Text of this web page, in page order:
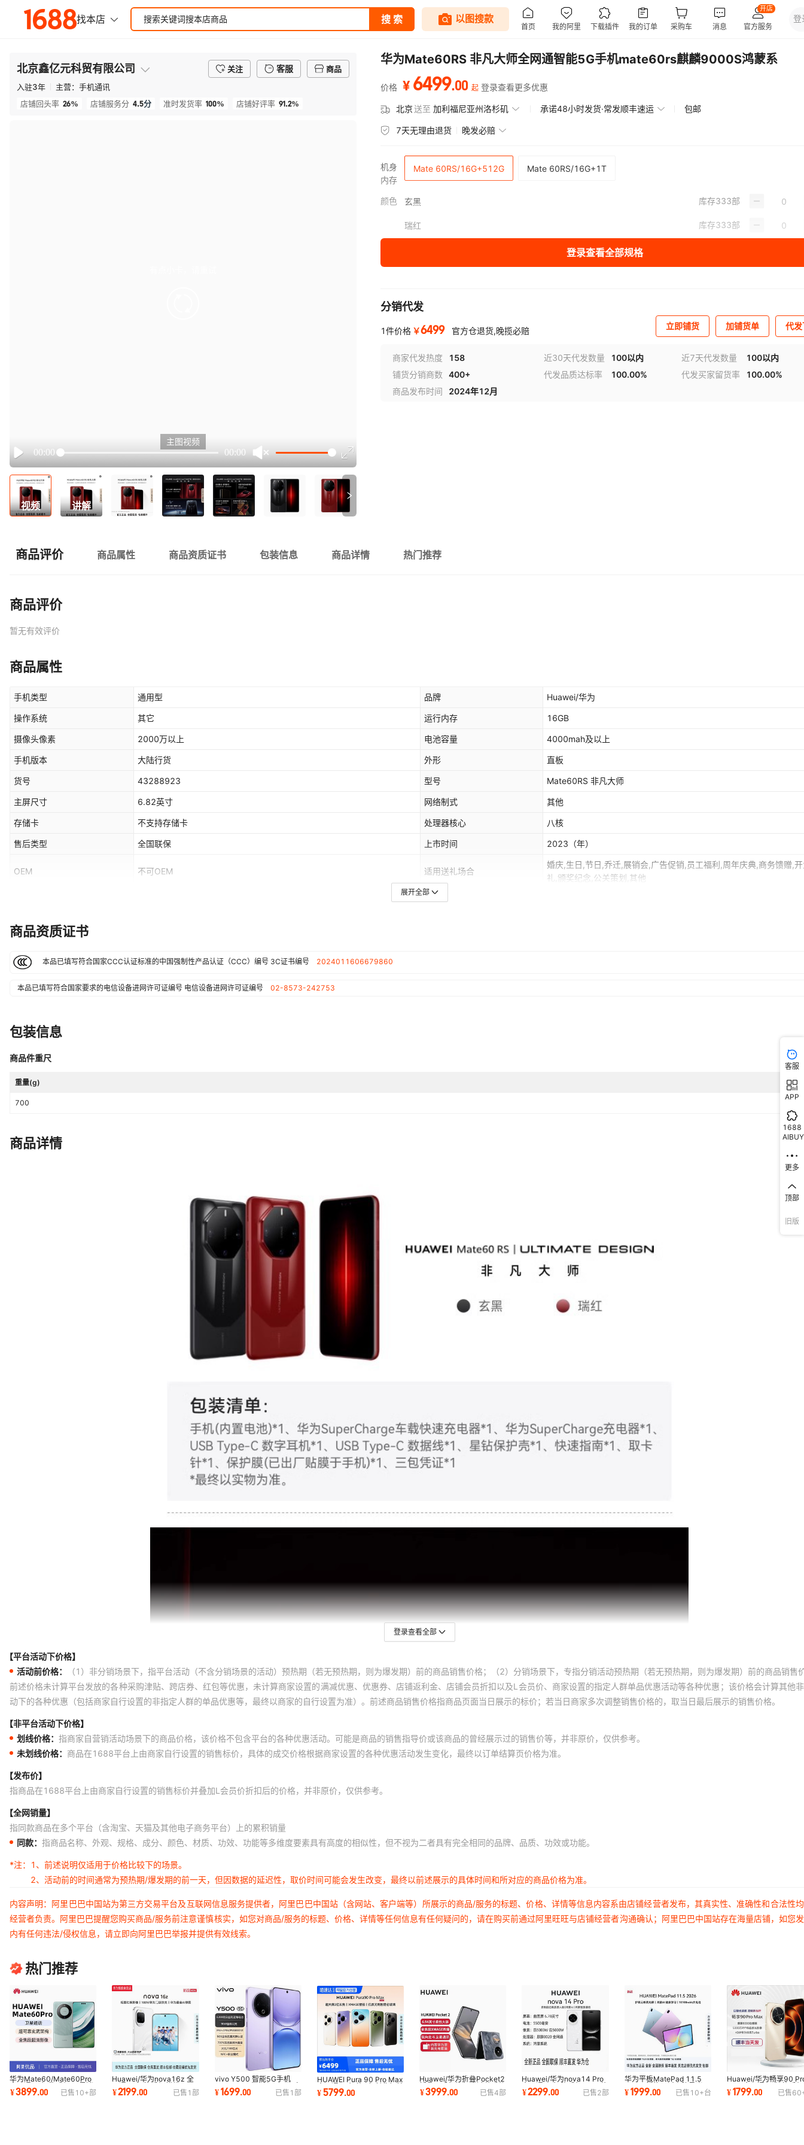
北京鑫亿元科贸有限公司 关注 客服
商品
入驻3年 主营： 手机通讯
店铺回头率 26% 店铺服务分 4.5分 准时发货率 100% 店铺好评率 91.2%
Play
00:00 00:00
主图视频
视频 讲解
华为Mate60RS 非凡大师全网通智能5G手机mate60rs麒麟9000S鸿蒙系
价格 ¥ 6499.00 起 登录查看更多优惠
北京送至 加利福尼亚州洛杉矶 承诺48小时发货·常发顺丰速运 包邮
7天无理由退货 晚发必赔
机身
内存
Mate 60RS/16G+512G Mate 60RS/16G+1T
颜色 玄黑 库存333部
瑞红 库存333部
登录查看全部规格
分销代发
1件价格 ￥6499 官方仓退货,晚揽必赔 立即铺货 加铺货单 代
商家代发热度 158 近30天代发数量 100以内 近7天代发数量
100以内
铺货分销商数 400+ 代发品质达标率 100.00% 代发买家留货率
100.00%
商品发布时间
2024年12月
商品评价 商品属性 商品资质证书 包装信息 商品详情 热门推荐
商品评价
暂无有效评价
商品属性
手机类型 通用型 品牌 Huawei/华为
操作系统 其它 运行内存 16GB
摄像头像素 2000万以上 电池容量 4000mah及以上
手机版本 大陆行货 外形 直板
货号 43288923 型号 Mate60RS 非凡大师
主屏尺寸 6.82英寸 网络制式 其他
存储卡 不支持存储卡 处理器核心 八核
售后类型 全国联保 上市时间 2023 （年）
OEM 不可OEM 适用送礼场合
婚庆,生日,节日,乔迁,展销会,广告促销,员工福利,周年庆典,商务馈赠,
礼,颁奖纪念,公关策划,其他
CPU品牌
机身内存
是否跨境出口专供货源 否
是否专利货源 否
是否IP授权
展开全部
商品资质证书
本品已填写符合国家CCC认证标准的中国强制性产品认证（CCC）编号 3C证书编号 2024011606679860
本品已填写符合国家要求的电信设备进网许可证编号 电信设备进网许可证编号 02-8573-242753
包装信息
商品件重尺
重量(g)
700
商品详情
登录查看全部
【平台活动下价格】
活动前价格：
（1）非分销场景下，指平台活动（不含分销场景的活动）预热期（若无预热期，则为爆发期）前的商品销售价格；（2）分销场景下，专指分销活动预热期（若无预热期，则为爆发期）前的商品销售
前述价格未计算平台发放的各种采购津贴、跨店券、红包等优惠，未计算商家设置的满减优惠、优惠券、店铺返利金、店铺会员折扣以及L会员价、商家设置的指定人群单品优惠活动等各种优惠；该价格会计算其他
动下的各种优惠（包括商家自行设置的非指定人群的单品优惠等，最终以商家的自行设置为准）。前述商品销售价格指商品页面当日展示的标价；若当日商家多次调整销售价格的，取当日最后展示的销售价格。
【非平台活动下价格】
划线价格： 指商家自营销活动场景下的商品价格，该价格不包含平台的各种优惠活动。可能是商品的销售指导价或该商品的曾经展示过的销售价等，并非原价，仅供参考。
未划线价格： 商品在1688平台上由商家自行设置的销售标价，具体的成交价格根据商家设置的各种优惠活动发生变化，最终以订单结算页价格为准。
【发布价】
指商品在1688平台上由商家自行设置的销售标价并叠加L会员价折扣后的价格，并非原价，仅供参考。
【全网销量】
指同款商品在多个平台（含淘宝、天猫及其他电子商务平台）上的累积销量
同款： 指商品名称、外观、规格、成分、颜色、材质、功效、功能等多维度要素具有高度的相似性，但不视为二者具有完全相同的品牌、品质、功效或功能。
*注：
1、前述说明仅适用于价格比较下的场景。
2、活动前的时间通常为预热期/爆发期的前一天，但因数据的延迟性，取价时间可能会发生改变，最终以前述展示的具体时间和所对应的商品价格为准。
内容声明：阿里巴巴中国站为第三方交易平台及互联网信息服务提供者，阿里巴巴中国站（含网站、客户端等）所展示的商品/服务的标题、价格、详情等信息内容系由店铺经营者发布，其真实性、准确性和合法性
经营者负责。阿里巴巴提醒您购买商品/服务前注意谨慎核实，如您对商品/服务的标题、价格、详情等任何信息有任何疑问的，请在购买前通过阿里旺旺与店铺经营者沟通确认；阿里巴巴中国站存在海量店铺，如您
内有任何违法/侵权信息，请立即向阿里巴巴举报并提供有效线索。
热门推荐
华为Mate60/Mate60Pro
全网通5G智能手机 卫星消
息 鸿蒙麒麟9000S
¥3899.00 已售 10+部
Huawei/华为nova16z 全
网通5G智能手机麒麟8020
6000毫安100W闪充
¥2199.00 已售 1 部
vivo Y500 智能5G手机
8200mAh大电池90W闪充
天玑7300耐用抗摔NFC
¥1699.00 已售 1 部
HUAWEI Pura 90 Pro Max
全网通5G智能2亿长焦智拍
6.9英寸6000毫安
¥5799.00
Huawei/华为折叠Pocket2
折叠屏手机旗舰店鸿蒙系统
麒麟9000s批发
¥3999.00 已售4部
Huawei/华为nova14 Pro
全网通5G智能手机 6.78英
寸 鸿蒙麒麟8020
¥2299.00 已售2部
华为平板MatePad 11.5
2026 新款平板电脑柔光屏
护眼学生笔记绘画
¥1999.00 已售 10+台
Huawei/华为畅享90
Max 全网通5G智能手机
6.84英寸 8500毫安
¥1799.00 已售
客服
APP
1688
AIBUY
更多
顶部
旧版